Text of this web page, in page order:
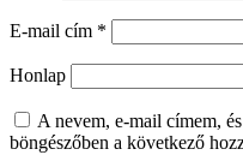
E-mail cím *
Honlap
A nevem, e-mail címem,
böngészőben a következő